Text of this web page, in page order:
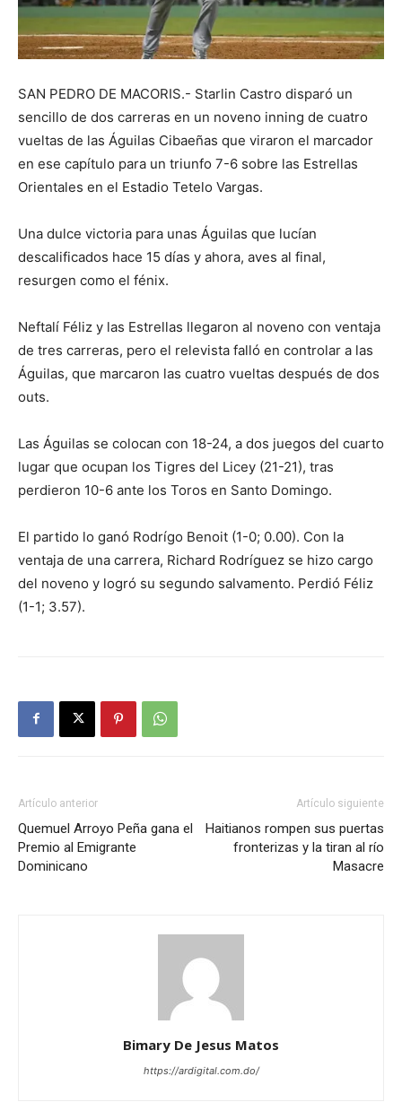
SAN PEDRO DE MACORIS.- Starlin Castro disparó un
sencillo de dos carreras en un noveno inning de cuatro
vueltas de las Águilas Cibaeñas que viraron el marcador
en ese capítulo para un triunfo 7-6 sobre las Estrellas
Orientales en el Estadio Tetelo Vargas.
Una dulce victoria para unas Águilas que lucían
descalificados hace 15 días y ahora, aves al final,
resurgen como el fénix.
Neftalí Féliz y las Estrellas llegaron al noveno con ventaja
de tres carreras, pero el relevista falló en controlar a las
Águilas, que marcaron las cuatro vueltas después de dos
outs.
Las Águilas se colocan con 18-24, a dos juegos del cuarto
lugar que ocupan los Tigres del Licey (21-21), tras
perdieron 10-6 ante los Toros en Santo Domingo.
El partido lo ganó Rodrígo Benoit (1-0; 0.00). Con la
ventaja de una carrera, Richard Rodríguez se hizo cargo
del noveno y logró su segundo salvamento. Perdió Féliz
(1-1; 3.57).
Artículo anterior
Quemuel Arroyo Peña gana el
Premio al Emigrante
Dominicano
Artículo siguiente
Haitianos rompen sus puertas
fronterizas y la tiran al río
Masacre
Bimary De Jesus Matos
https://ardigital.com.do/